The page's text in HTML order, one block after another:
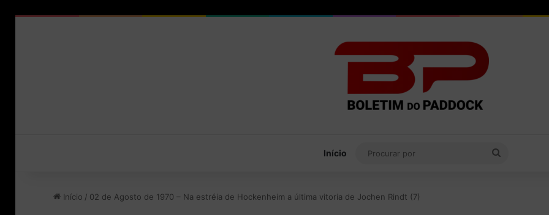
Início
Início / 02 de Agosto de 1970 – Na estréia de Hockenheim a última vitoria de Jochen Rindt (7)